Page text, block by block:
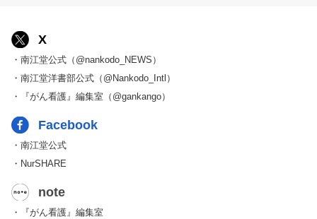
X
・南江堂公式（@nankodo_NEWS）
・南江堂洋書部公式（@Nankodo_Intl）
・『がん看護』編集室（@gankango）
Facebook
・南江堂公式
・NurSHARE
note
・『がん看護』編集室